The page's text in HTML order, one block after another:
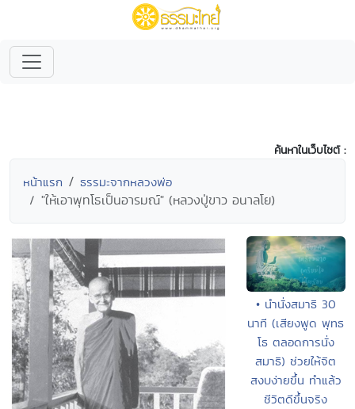
ค้นหาในเว็บไซต์ :
หน้าแรก ธรรมะจากหลวงพ่อ
"ให้เอาพุทโธเป็นอารมณ์" (หลวงปู่ขาว อนาลโย)
• นำนั่งสมาธิ 30
นาที (เสียงพูด พุทธ
โธ ตลอดการนั่ง
สมาธิ) ช่วยให้จิต
สงบง่ายขึ้น ทำแล้ว
ชีวิตดีขึ้นจริง